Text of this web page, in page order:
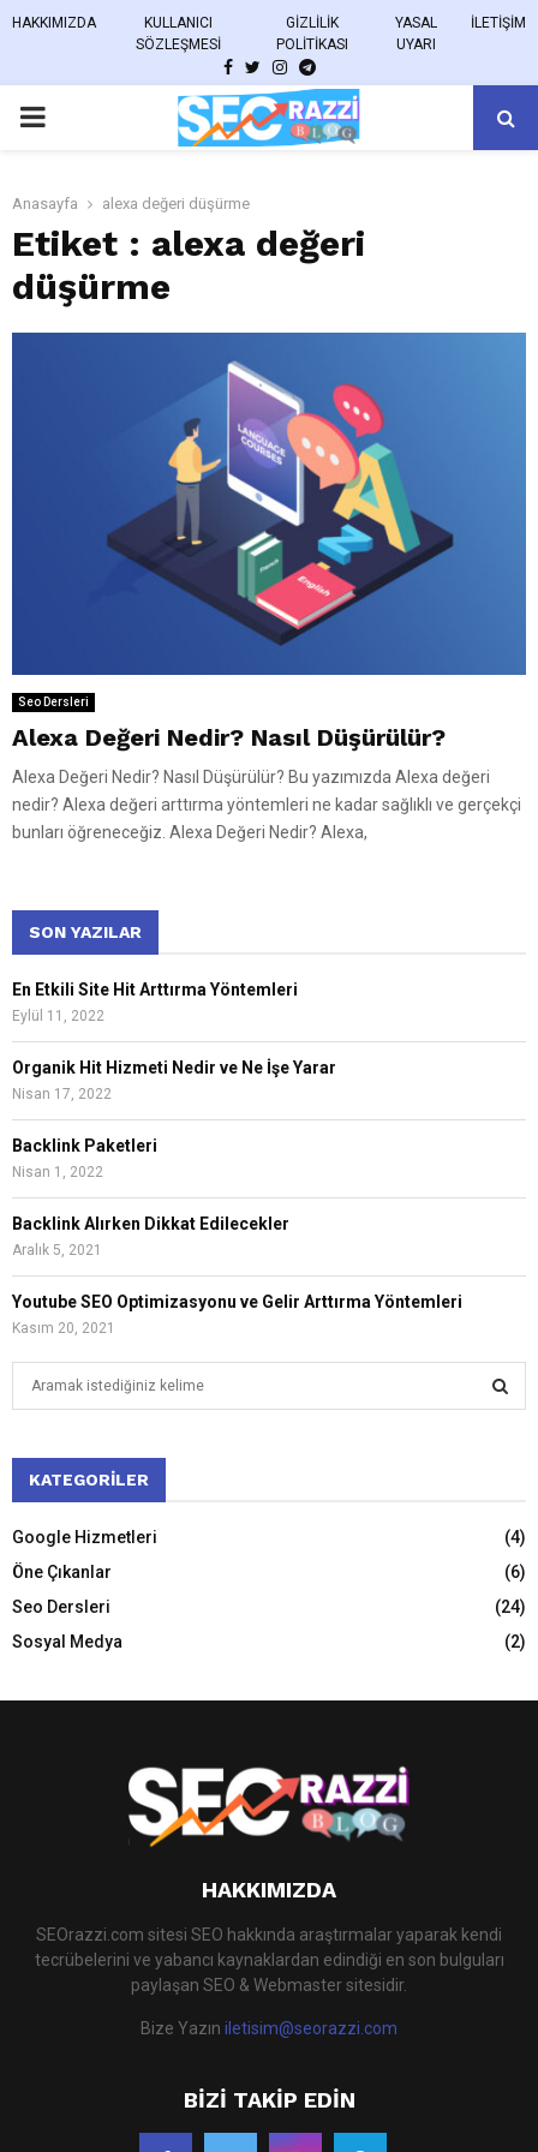
HAKKIMIZDA
KULLANICI
SÖZLEŞMESI
GIZLILIK
POLITIKASI
YASAL
UYARI
İLETIŞIM
FACEBOOK
TWITTER
INSTAGRAM
TELEGRAM
PRIMARY
Anasayfa alexa değeri düşürme
Etiket : alexa değeri
düşürme
Seo Dersleri
Alexa Değeri Nedir? Nasıl Düşürülür?
Alexa Değeri Nedir? Nasıl Düşürülür? Bu yazımızda Alexa değeri
nedir? Alexa değeri arttırma yöntemleri ne kadar sağlıklı ve gerçekçi
bunları öğreneceğiz. Alexa Değeri Nedir? Alexa,
SON YAZILAR
En Etkili Site Hit Arttırma Yöntemleri
Eylül 11, 2022
Organik Hit Hizmeti Nedir ve Ne İşe Yarar
Nisan 17, 2022
Backlink Paketleri
Nisan 1, 2022
Backlink Alırken Dikkat Edilecekler
Aralık 5, 2021
Youtube SEO Optimizasyonu ve Gelir Arttırma Yöntemleri
Kasım 20, 2021
h
f
r
:
KATEGORILER
Google Hizmetleri
(4)
Öne Çıkanlar
(6)
Seo Dersleri
(24)
Sosyal Medya
(2)
HAKKIMIZDA
SEOrazzi.com sitesi SEO hakkında araştırmalar yaparak kendi
tecrübelerini ve yabancı kaynaklardan edindiği en son bulguları
paylaşan SEO & Webmaster sitesidir.
Bize Yazın iletisim@seorazzi.com
BIZI TAKIP EDIN